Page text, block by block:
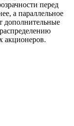
перед
а параллельное
дополнительные
акционеров.